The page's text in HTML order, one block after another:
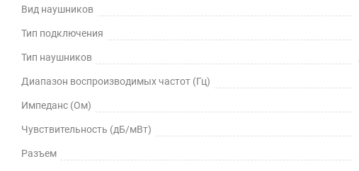
Вид наушников
Тип подключения
Тип наушников
Диапазон воспроизводимых частот (Гц)
Импеданс (Ом)
Чувствительность (дБ/мВт)
Разъем